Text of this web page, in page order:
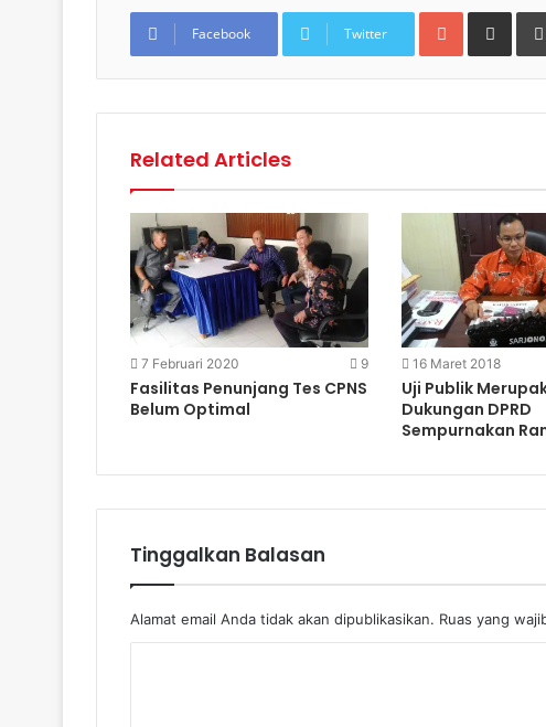
Facebook Twitter
Google+Share via Email
Related Articles
7 Februari 2020 9
Fasilitas Penunjang Tes CPNS
Belum Optimal
16 Maret 2018
Uji Publik
Dukungan DPRD
Sempurnakan
Tinggalkan Balasan
Alamat email Anda tidak akan dipublikasikan. Ruas yang